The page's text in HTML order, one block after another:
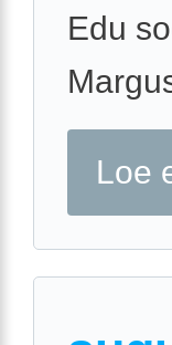
Edu
Loe